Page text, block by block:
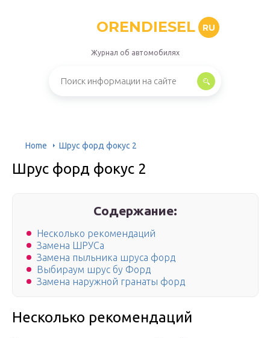
ORENDIESEL RU
Журнал об автомобилях
Home Шрус форд фокус 2
Шрус форд фокус 2
Содержание:
Несколько рекомендаций
Замена ШРУСа
Замена пыльника шруса форд
Выбираум шрус бу Форд
Замена наружной гранаты форд
Несколько рекомендаций